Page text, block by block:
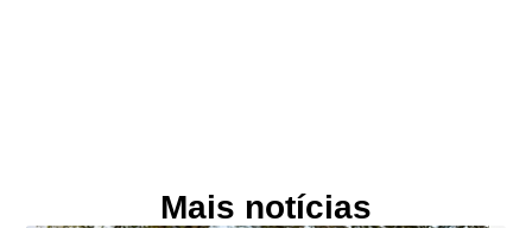
Mais notícias